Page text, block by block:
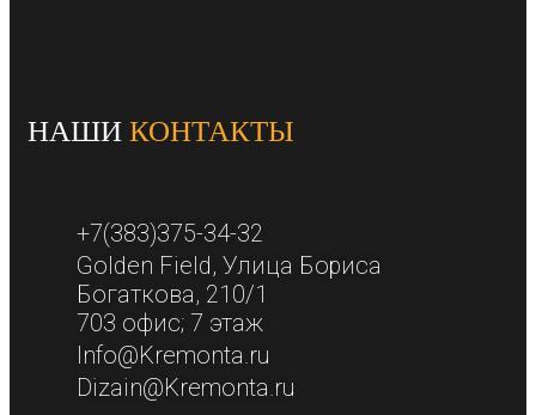
НАШИ КОНТАКТЫ
+7(383)375-34-32
Golden Field​, Улица Бориса
Богаткова, 210/1​
703 офис; 7 этаж​
Info@Kremonta.ru
Dizain@Kremonta.ru